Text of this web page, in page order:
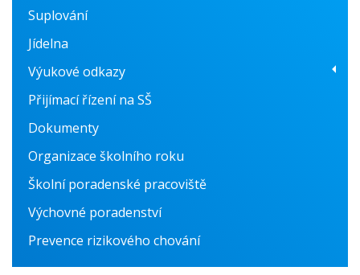
Fotogalerie
Konzultační centrum
Suplování
Jídelna
Výukové odkazy
Prvouka
Anglický jazyk
Český jazyk
Fyzika
Matematika
Německý jazyk
Office 365
Přijímací řízení na SŠ
Dokumenty
Organizace školního roku
Školní poradenské pracoviště
Výchovné poradenství
Prevence rizikového chování